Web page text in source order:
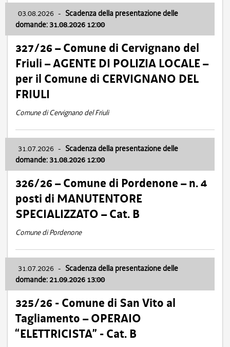
03.08.2026 - Scadenza della presentazione delle
domande: 31.08.2026 12:00
327/26 – Comune di Cervignano del
Friuli – AGENTE DI POLIZIA LOCALE –
per il Comune di CERVIGNANO DEL
FRIULI
Comune di Cervignano del Friuli
31.07.2026 - Scadenza della presentazione delle
domande: 31.08.2026 12:00
326/26 – Comune di Pordenone – n. 4
posti di MANUTENTORE
SPECIALIZZATO – Cat. B
Comune di Pordenone
31.07.2026 - Scadenza della presentazione delle
domande: 21.09.2026 13:00
325/26 - Comune di San Vito al
Tagliamento – OPERAIO
“ELETTRICISTA” - Cat. B